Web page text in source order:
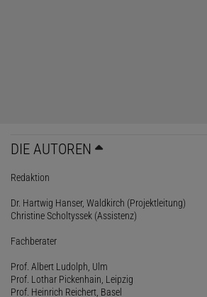
DIE AUTOREN
Redaktion
Dr. Hartwig Hanser, Waldkirch (Projektleitung)
Christine Scholtyssek (Assistenz)
Fachberater
Prof. Albert Ludolph, Ulm
Prof. Lothar Pickenhain, Leipzig
Prof. Heinrich Reichert, Basel